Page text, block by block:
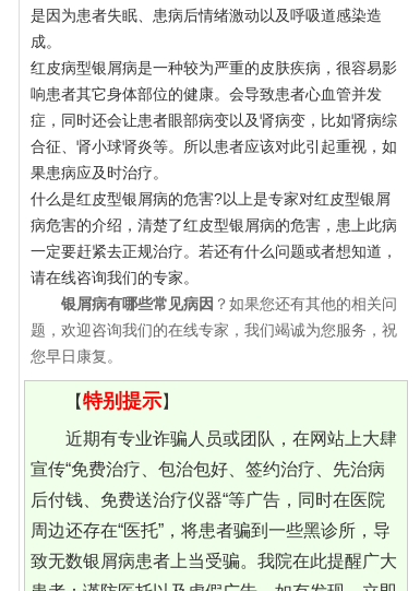
是因为患者失眠、患病后情绪激动以及呼吸道感染造
成。
红皮病型银屑病是一种较为严重的皮肤疾病，很容易影
响患者其它身体部位的健康。会导致患者心血管并发
症，同时还会让患者眼部病变以及肾病变，比如肾病综
合征、肾小球肾炎等。所以患者应该对此引起重视，如
果患病应及时治疗。
什么是红皮型银屑病的危害?以上是专家对红皮型银屑
病危害的介绍，清楚了红皮型银屑病的危害，患上此病
一定要赶紧去正规治疗。若还有什么问题或者想知道，
请在线咨询我们的专家。
银屑病有哪些常见病因 ？如果您还有其他的相关问
题，欢迎咨询我们的在线专家，我们竭诚为您服务，祝
您早日康复。
【特别提示】
近期有专业诈骗人员或团队，在网站上大肆
宣传“免费治疗、包治包好、签约治疗、先治病
后付钱、免费送治疗仪器“等广告，同时在医院
周边还存在“医托”，将患者骗到一些黑诊所，导
致无数银屑病患者上当受骗。我院在此提醒广大